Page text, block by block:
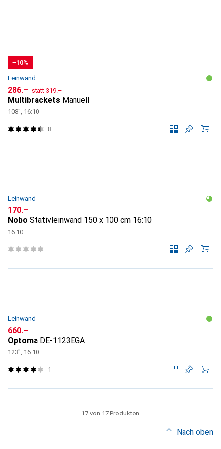
−10%
Leinwand
CHF
286.– statt CHF
319.–
Multibrackets Manuell
108", 16:10
8
Leinwand
CHF
170.–
Nobo Stativleinwand 150 x 100 cm 16:10
16:10
Leinwand
CHF
660.–
Optoma DE-1123EGA
123", 16:10
1
17 von 17 Produkten
Nach oben